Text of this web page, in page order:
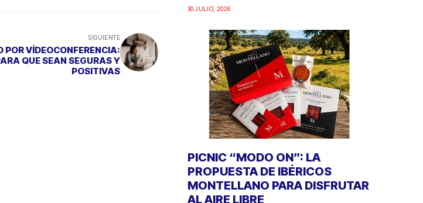
SIGUIENTE
POR VÍDEOCONFERENCIA:
QUE SEAN SEGURAS Y
POSITIVAS
30 JULIO, 2026
PICNIC “MODO ON”: LA
PROPUESTA DE IBÉRICOS
MONTELLANO PARA DISFRUTAR
AL AIRE LIBRE